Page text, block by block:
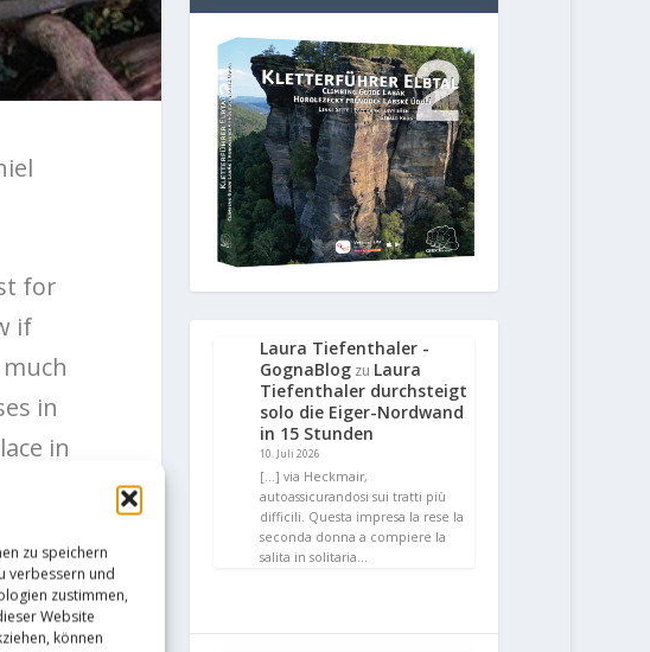
zu speichern
verbessern und
zustimmen,
Website
können
for
if
in
in
Laura Tiefenthaler -
GognaBlog zu Laura
Tiefenthaler durchsteigt
solo die Eiger-Nordwand
in 15 Stunden
10. Juli 2026
[…] via Heckmair,
autoassicurandosi sui tratti più
difficili. Questa impresa la rese la
seconda donna a compiere la
salita in solitaria…